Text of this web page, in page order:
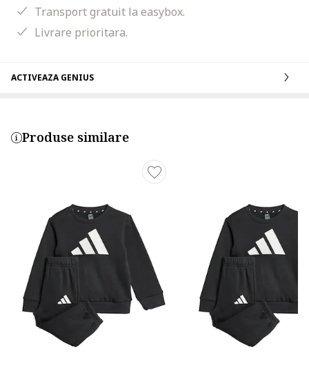
Transport gratuit la easybox.
Livrare prioritara.
ACTIVEAZA GENIUS
Produse similare